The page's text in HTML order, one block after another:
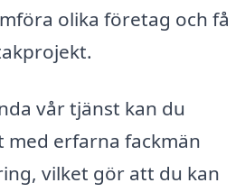
olika företag och få
vår tjänst kan du
med erfarna fackmän
vilket gör att du kan